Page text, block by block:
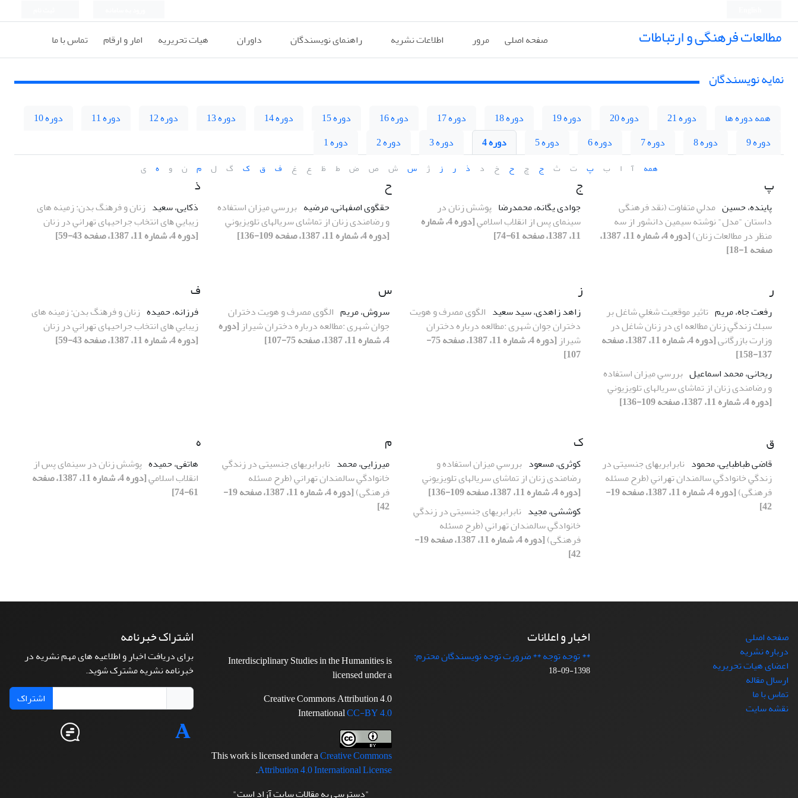
مطالعات فرهنگی و ارتباطات صفحه اصلی مرور اطلاعات نشریه راهنمای نویسندگان داوران هیات تحریریه امار و ارقام تماس با ما
نمایه نویسندگان
همه دوره ها دوره 21 دوره 20 دوره 19 دوره 18 دوره 17 دوره 16 دوره 15 دوره 14 دوره 13 دوره 12 دوره 11
دوره 10
دوره 9
دوره 8 دوره 7 دوره 6 دوره 5 دوره 4 دوره 3 دوره 2 دوره 1
همه آ ا ب پ ت ث ج چ ح خ د ذ ر ز ژ س ش ص ض ط ظ ع غ ف ق ک گ ل م ن و ه ی
پ
پاینده، حسین ﻣﺪﻟﻲ ﻣﺘﻔﺎوت (نقد فرهنگی
داستان "مدل" نوشته سیمین دانشور از سه
منظر در مطالعات زنان)
[دوره 4، شماره 11، 1387،
صفحه 1-18]
ج
جوادی یگانه، محمدرضا ﭘﻮﺷﺶ زﻧﺎن در
سینمای ﭘﺲ از اﻧﻘﻼب اﺳﻼﻣﻲ
[دوره 4، شماره
11، 1387، صفحه 61-74]
ح
حقگوی اصفهانی، مرضیه ﺑﺮرﺳﻲ میزان اﺳﺘﻔﺎده
و رضامندی زﻧﺎن از ﺗﻤﺎﺷﺎی سریالهای ﺗﻠﻮﻳﺰﻳﻮﻧﻲ
[دوره 4، شماره 11، 1387، صفحه 109-136]
ذ
ذکایی، سعید زﻧﺎن و ﻓﺮﻫﻨﮓ ﺑﺪن: زمینه های
زﻳﺒﺎﻳﻲ ﻫﺎی اﻧﺘﺨﺎب جراحیهای ﺗﻬﺮاﻧﻲ در زﻧﺎن
[دوره 4، شماره 11، 1387، صفحه 43-59]
ر
رفعت جاه، مریم تاثیر موقعیت ﺷﻐﻠﻲ ﺷﺎﻏﻞ ﺑﺮ
ﺳﺒﻚ زﻧﺪﮔﻲ زﻧﺎن ﻣﻄﺎﻟﻌﻪ ای در زﻧﺎن ﺷﺎﻏﻞ در
وزارت بازرگانی
[دوره 4، شماره 11، 1387، صفحه
137-158]
ریحانی، محمد اسماعیل ﺑﺮرﺳﻲ میزان اﺳﺘﻔﺎده
و رضامندی زﻧﺎن از ﺗﻤﺎﺷﺎی سریالهای ﺗﻠﻮﻳﺰﻳﻮﻧﻲ
[دوره 4، شماره 11، 1387، صفحه 109-136]
ز
زاهد زاهدی، سید سعید اﻟﮕﻮی ﻣﺼﺮف و هویت
دﺧﺘﺮان ﺟﻮان شهری :ﻣﻄﺎﻟﻌﻪ درباره دختران
شیراز
[دوره 4، شماره 11، 1387، صفحه 75-
107]
س
سروش، مریم اﻟﮕﻮی ﻣﺼﺮف و هویت دﺧﺘﺮان
ﺟﻮان شهری :ﻣﻄﺎﻟﻌﻪ درباره دختران شیراز [دوره
4، شماره 11، 1387، صفحه 75-107]
ف
فرزانه، حمیده زﻧﺎن و ﻓﺮﻫﻨﮓ ﺑﺪن: زمینه های
زﻳﺒﺎﻳﻲ ﻫﺎی اﻧﺘﺨﺎب جراحیهای ﺗﻬﺮاﻧﻲ در زﻧﺎن
[دوره 4، شماره 11، 1387، صفحه 43-59]
ق
قاضی طباطبایی، محمود ﻧﺎﺑﺮاﺑﺮﻳﻬﺎی جنسیتی در
زﻧﺪﮔﻲ ﺧﺎﻧﻮادﮔﻲ ﺳﺎﻟﻤﻨﺪان ﺗﻬﺮاﻧﻲ (طرح مسئله
فرهنگی)
[دوره 4، شماره 11، 1387، صفحه 19-
42]
ک
کوثری، مسعود ﺑﺮرﺳﻲ میزان اﺳﺘﻔﺎده و
رضامندی زﻧﺎن از ﺗﻤﺎﺷﺎی سریالهای ﺗﻠﻮﻳﺰﻳﻮﻧﻲ
[دوره 4، شماره 11، 1387، صفحه 109-136]
کوششی، مجید ﻧﺎﺑﺮاﺑﺮﻳﻬﺎی جنسیتی در زﻧﺪﮔﻲ
ﺧﺎﻧﻮادﮔﻲ ﺳﺎﻟﻤﻨﺪان ﺗﻬﺮاﻧﻲ (طرح مسئله
فرهنگی)
[دوره 4، شماره 11، 1387، صفحه 19-
42]
م
میرزایی، محمد ﻧﺎﺑﺮاﺑﺮﻳﻬﺎی جنسیتی در زﻧﺪﮔﻲ
ﺧﺎﻧﻮادﮔﻲ ﺳﺎﻟﻤﻨﺪان ﺗﻬﺮاﻧﻲ (طرح مسئله
فرهنگی)
[دوره 4، شماره 11، 1387، صفحه 19-
42]
ه
هاتفی، حمیده ﭘﻮﺷﺶ زﻧﺎن در سینمای ﭘﺲ از
اﻧﻘﻼب اﺳﻼﻣﻲ
[دوره 4، شماره 11، 1387، صفحه
61-74]
صفحه اصلی
درباره نشریه
اعضای هیات تحریریه
ارسال مقاله
تماس با ما
نقشه سایت
اخبار و اعلانات
** توجه توجه ** ضرورت توجه نویسندگان محترم:
1398-09-18
Interdisciplinary Studies in the Humanities is
licensed under a
Creative Commons Attribution 4.0
InternationalCC-BY 4.0
This work is licensed under aCreative Commons
Attribution 4.0 International License
.
"دسترسی به مقالات سایت آزاد است"
اشتراک خبرنامه
برای دریافت اخبار و اطلاعیه های مهم نشریه در
خبرنامه نشریه مشترک شوید.
اشتراک